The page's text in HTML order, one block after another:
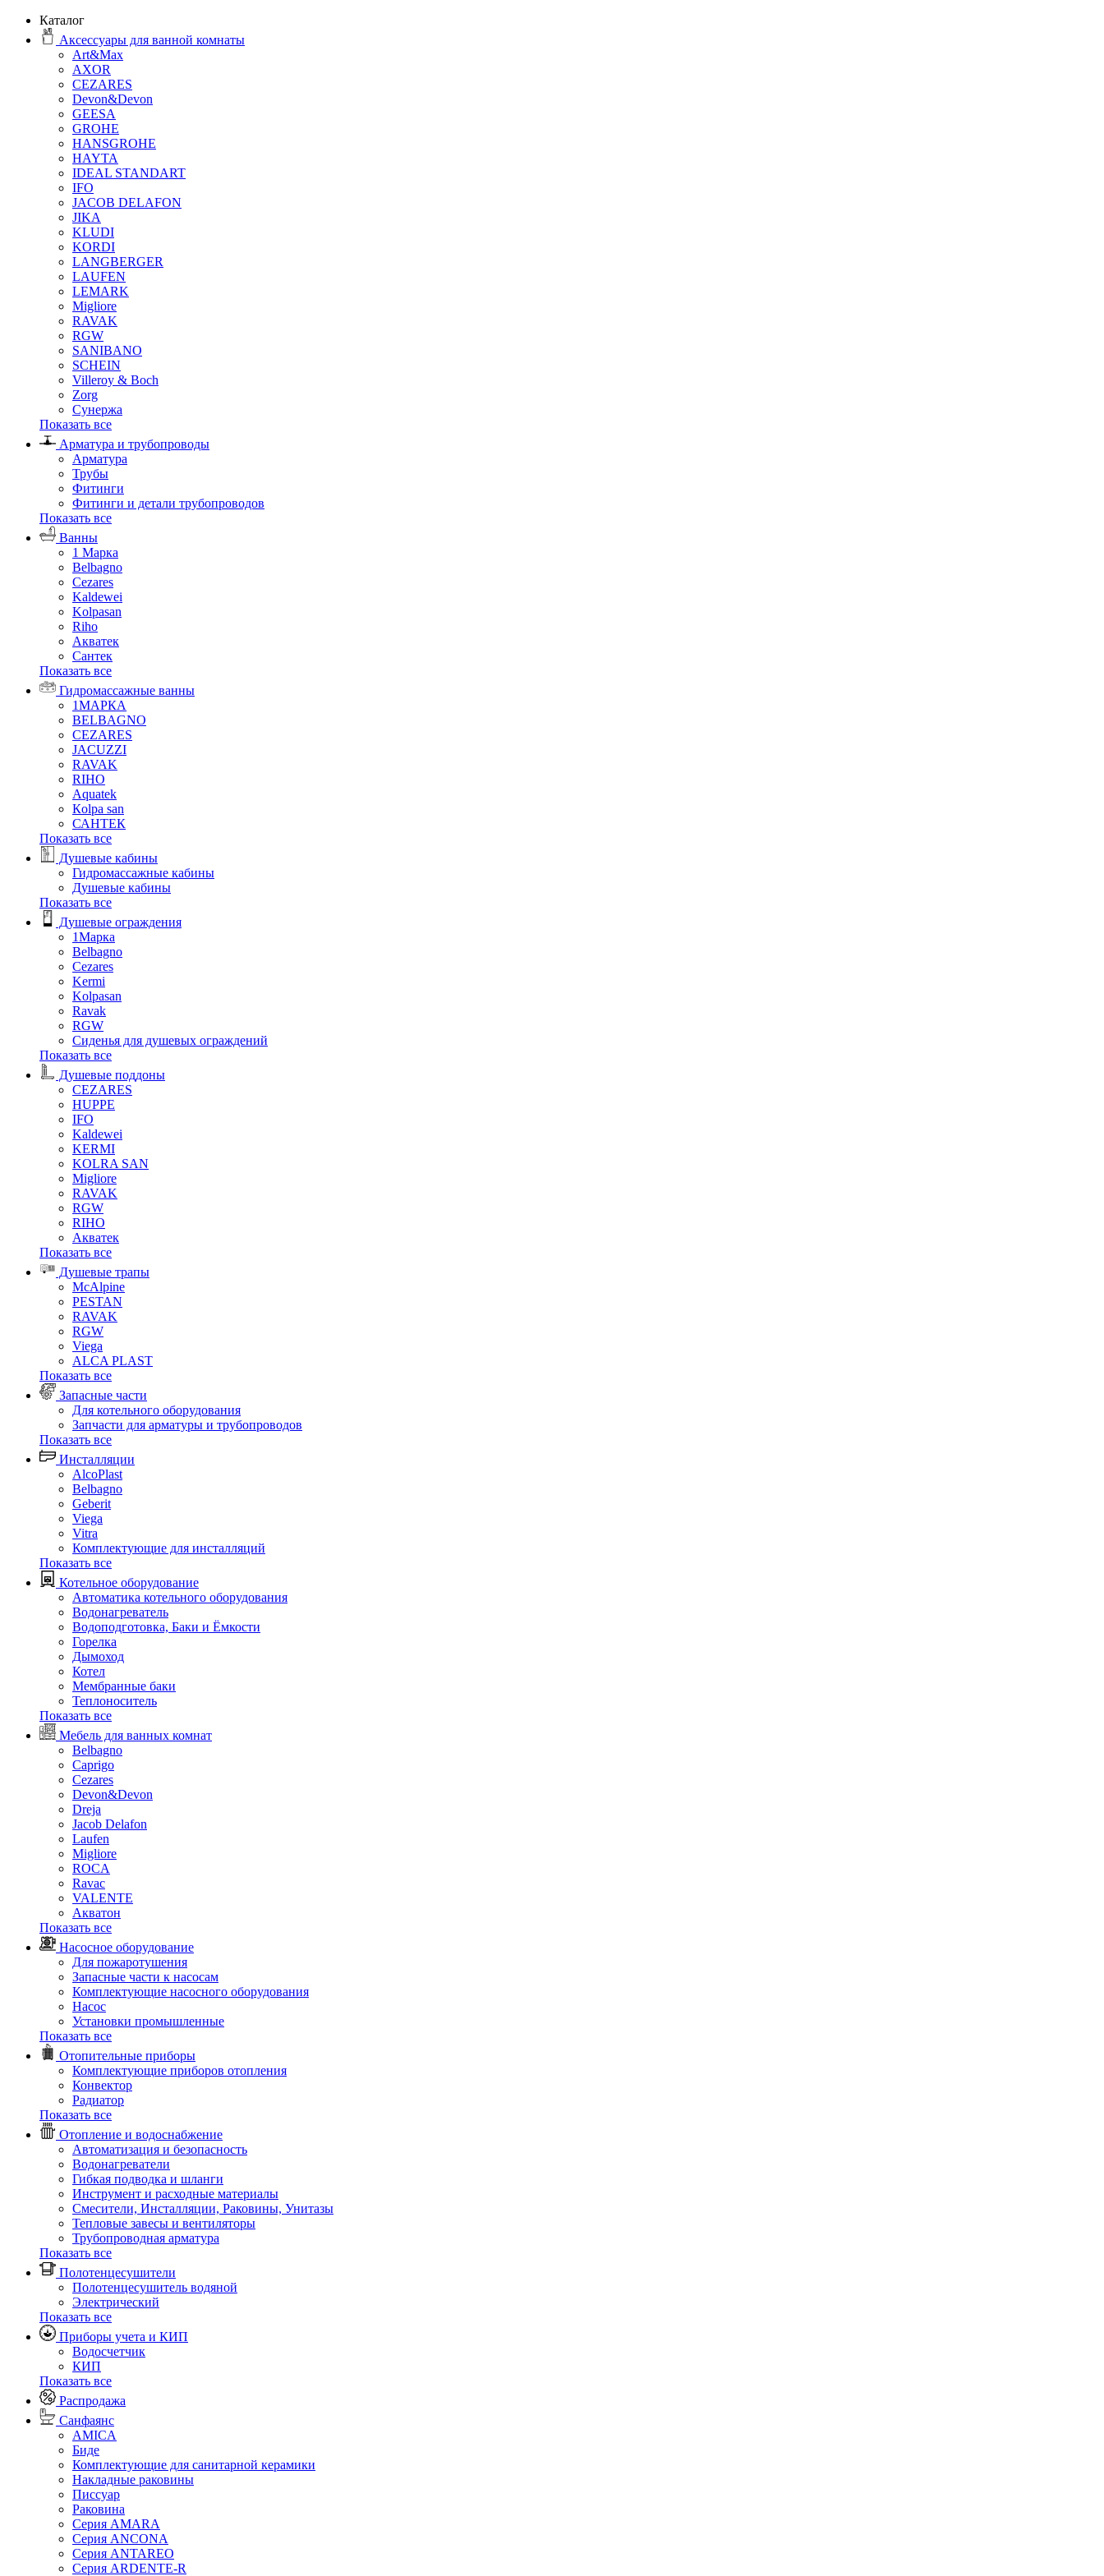
Каталог
Аксессуары для ванной комнаты
Art&Max
AXOR
CEZARES
Devon&Devon
GEESA
GROHE
HANSGROHE
HAYTA
IDEAL STANDART
IFO
JACOB DELAFON
JIKA
KLUDI
KORDI
LANGBERGER
LAUFEN
LEMARK
Migliore
RAVAK
RGW
SANIBANO
SCHEIN
Villeroy & Boch
Zorg
Сунержа
Показать все
Арматура и трубопроводы
Арматура
Трубы
Фитинги
Фитинги и детали трубопроводов
Показать все
Ванны
1 Марка
Belbagno
Cezares
Kaldewei
Kolpasan
Riho
Акватек
Сантек
Показать все
Гидромассажные ванны
1МАРКА
BELBAGNO
CEZARES
JACUZZI
RAVAK
RIHO
Аquatek
Кolpa san
САНТЕК
Показать все
Душевые кабины
Гидромассажные кабины
Душевые кабины
Показать все
Душевые ограждения
1Марка
Belbagno
Cezares
Kermi
Kolpasan
Ravak
RGW
Сиденья для душевых ограждений
Показать все
Душевые поддоны
CEZARES
HUPPE
IFO
Kaldewei
KERMI
KOLRA SAN
Migliore
RAVAK
RGW
RIHO
Акватек
Показать все
Душевые трапы
McAlpine
PESTAN
RAVAK
RGW
Viega
АLCA PLAST
Показать все
Запасные части
Для котельного оборудования
Запчасти для арматуры и трубопроводов
Показать все
Инсталляции
AlcoPlast
Belbagno
Geberit
Viega
Vitra
Комплектующие для инсталляций
Показать все
Котельное оборудование
Автоматика котельного оборудования
Водонагреватель
Водоподготовка, Баки и Ёмкости
Горелка
Дымоход
Котел
Мембранные баки
Теплоноситель
Показать все
Мебель для ванных комнат
Belbagno
Caprigo
Cezares
Devon&Devon
Dreja
Jacob Delafon
Laufen
Migliore
ROCA
Rаvac
VALENTE
Акватон
Показать все
Насосное оборудование
Для пожаротушения
Запасные части к насосам
Комплектующие насосного оборудования
Насос
Установки промышленные
Показать все
Отопительные приборы
Комплектующие приборов отопления
Конвектор
Радиатор
Показать все
Отопление и водоснабжение
Автоматизация и безопасность
Водонагреватели
Гибкая подводка и шланги
Инструмент и расходные материалы
Смесители, Инсталляции, Раковины, Унитазы
Тепловые завесы и вентиляторы
Трубопроводная арматура
Показать все
Полотенцесушители
Полотенцесушитель водяной
Электрический
Показать все
Приборы учета и КИП
Водосчетчик
КИП
Показать все
Распродажа
Санфаянс
AMICA
Биде
Комплектующие для санитарной керамики
Накладные раковины
Писсуар
Раковина
Серия AMARA
Серия ANCONA
Серия ANTAREO
Серия ARDENTE-R